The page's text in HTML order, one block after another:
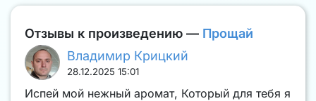
Отзывы к произведению — Прощай
Владимир Крицкий
28.12.2025 15:01
Испей мой нежный аромат, Который для тебя я